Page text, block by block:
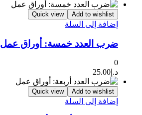
Add to wishlist
Quick view
إضافة إلى السلة
ضرب العدد خمسة: أوراق عمل
0
د.إ 25.00
Add to wishlist
Quick view
إضافة إلى السلة